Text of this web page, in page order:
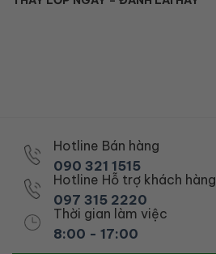
Hotline Bán hàng
090 321 1515
Hotline Hỗ trợ khách hàng
097 315 2220
Thời gian làm việc
8:00 - 17:00